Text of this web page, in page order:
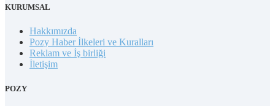
KURUMSAL
Hakkımızda
Pozy Haber İlkeleri ve Kuralları
Reklam ve İş birliği
İletişim
POZY